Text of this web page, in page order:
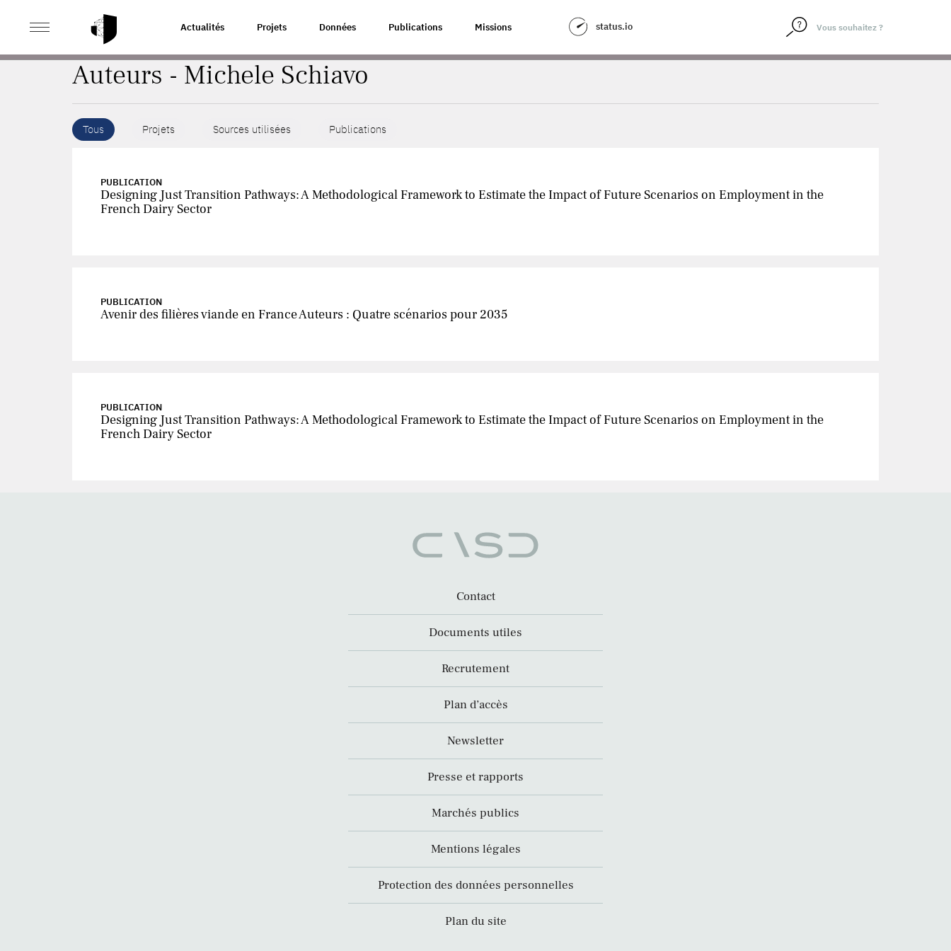
Actualités Projets Données Publications Missions status.io
ACCUEIL
Auteurs - Michele Schiavo
Tous Projets Sources utilisées Publications
PUBLICATION
Designing Just Transition Pathways: A Methodological Framework to Estimate the Impact of Future Scenarios on Employment in the
French Dairy Sector
PUBLICATION
Avenir des filières viande en France Auteurs : Quatre scénarios pour 2035
PUBLICATION
Designing Just Transition Pathways: A Methodological Framework to Estimate the Impact of Future Scenarios on Employment in the
French Dairy Sector
Contact
Documents utiles
Recrutement
Plan d’accès
Newsletter
Presse et rapports
Marchés publics
Mentions légales
Protection des données personnelles
Plan du site